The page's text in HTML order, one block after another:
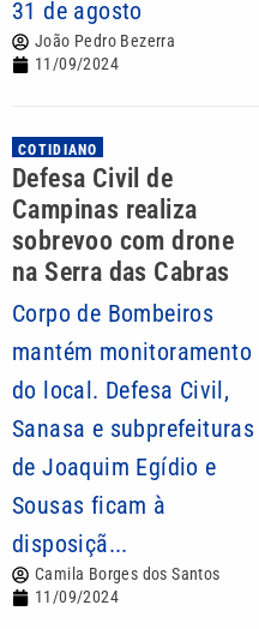
31 de agosto
João Pedro Bezerra
11/09/2024
COTIDIANO
Defesa Civil de
Campinas realiza
sobrevoo com drone
na Serra das Cabras
Corpo de Bombeiros
mantém monitoramento
do local. Defesa Civil,
Sanasa e subprefeituras
de Joaquim Egídio e
Sousas ficam à
disposiçã...
Camila Borges dos Santos
11/09/2024